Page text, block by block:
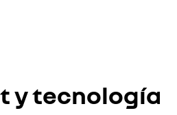
y tecnología